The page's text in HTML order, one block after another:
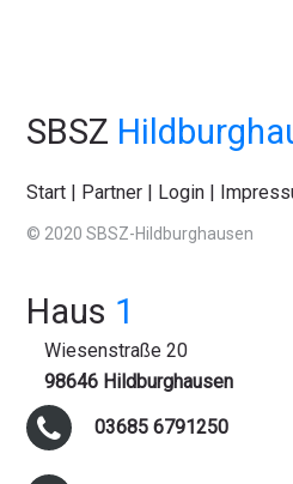
SBSZ
Start | Partner | Login |
© 2020 SBSZ-Hildburghausen
Haus 1
Wiesenstraße 20
98646 Hildburghausen
03685 6791250